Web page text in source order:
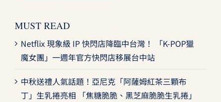
MUST READ
Netflix 現象級 IP 快閃店降臨中台灣！ 「K-POP獵
魔女團」一週年官方快閃店移展台中站
中秋送禮人氣話題！亞尼克「阿薩姆紅茶三顆布
丁」生乳捲亮相 「焦糖脆脆、黑芝麻脆脆生乳捲」